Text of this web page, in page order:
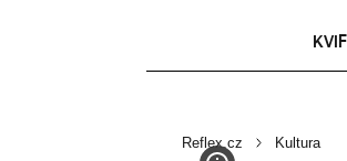
Reflex.cz Kultura